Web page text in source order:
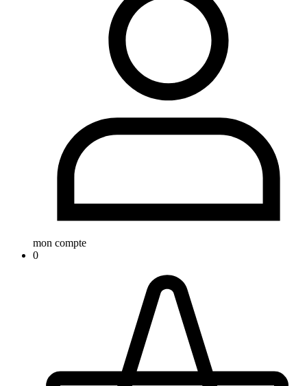
mon compte
0